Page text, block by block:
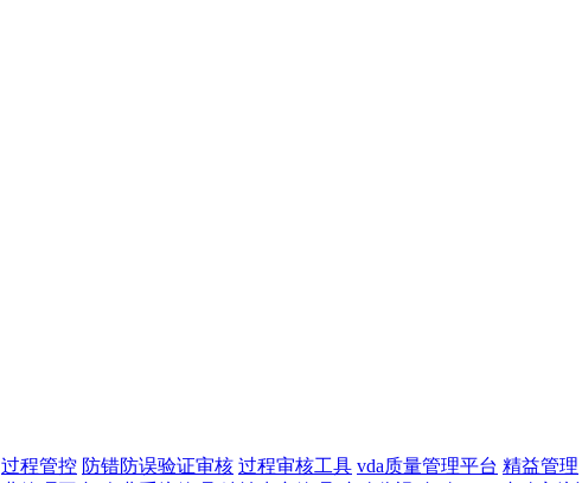
过程管控 防错防误验证审核 过程审核工具 vda质量管理平台 精益管理